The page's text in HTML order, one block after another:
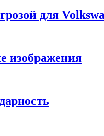
для
изображения